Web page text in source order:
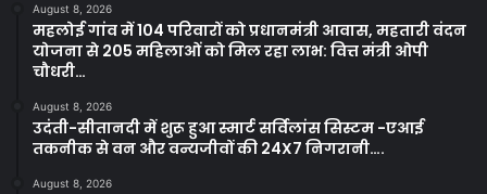
August 8, 2026
महलोई गांव में 104 परिवारों को प्रधानमंत्री आवास, महतारी वंदन
योजना से 205 महिलाओं को मिल रहा लाभ: वित्त मंत्री ओपी
चौधरी…
August 8, 2026
उदंती-सीतानदी में शुरू हुआ स्मार्ट सर्विलांस सिस्टम -एआई
तकनीक से वन और वन्यजीवों की 24X7 निगरानी….
August 8, 2026